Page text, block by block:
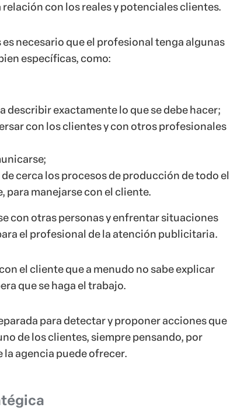
con los reales y potenciales clientes.
necesario que el profesional tenga algunas
específicas, como:
describir exactamente lo que se debe hacer;
con los clientes y con otros profesionales
cerca los procesos de producción de todo el
para manejarse con el cliente.
con otras personas y enfrentar situaciones
el profesional de la atención publicitaria.
el cliente que a menudo no sabe explicar
que se haga el trabajo.
para detectar y proponer acciones que
de los clientes, siempre pensando, por
la agencia puede ofrecer.